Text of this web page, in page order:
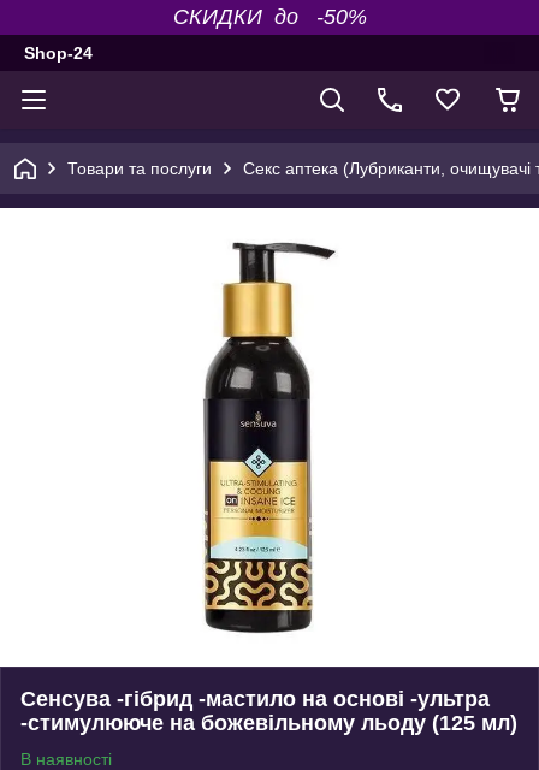
СКИДКИ до -50%
Shop-24
Товари та послуги Секс аптека (Лубриканти, очищувачі
Сенсува -гібрид -мастило на основі -ультра
-стимулююче на божевільному льоду (125 мл)
В наявності